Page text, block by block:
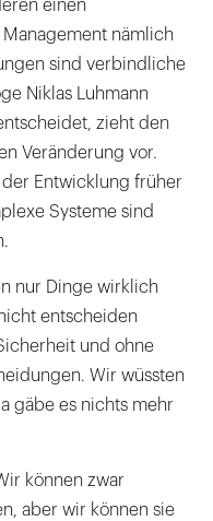
einen
nämlich
sind verbindliche
Niklas Luhmann
zieht den
Veränderung vor.
Entwicklung früher
Systeme sind
nur Dinge wirklich
entscheiden
und ohne
Wir wüssten
gäbe es nichts mehr
können zwar
aber wir können sie